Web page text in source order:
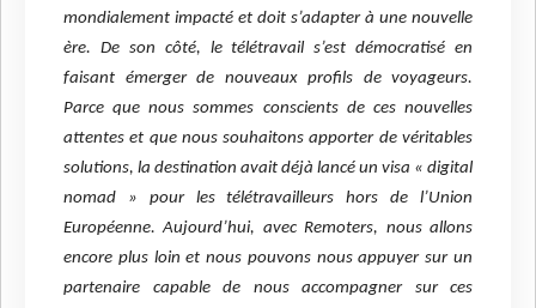
mondialement impacté et doit s’adapter à une nouvelle
ère. De son côté, le télétravail s’est démocratisé en
faisant émerger de nouveaux profils de voyageurs.
Parce que nous sommes conscients de ces nouvelles
attentes et que nous souhaitons apporter de véritables
solutions, la destination avait déjà lancé un visa « digital
nomad » pour les télétravailleurs hors de l’Union
Européenne. Aujourd’hui, avec Remoters, nous allons
encore plus loin et nous pouvons nous appuyer sur un
partenaire capable de nous accompagner sur ces